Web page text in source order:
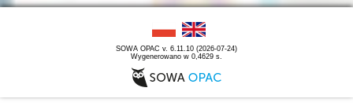
SOWA OPAC v. 6.11.10 (2026-07-24)
Wygenerowano w 0,4629 s.